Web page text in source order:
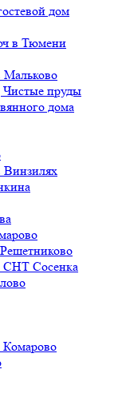
дом
в Тюмени
Мальково
Чистые пруды
дома
Винзилях
СНТ Сосенка
Комарово